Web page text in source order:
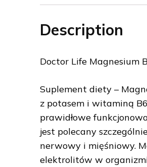
Description
Doctor Life Magnesium
Suplement diety –
z potasem i witaminą
prawidłowe
jest polecany
nerwowy i mięśniowy.
elektrolitów w